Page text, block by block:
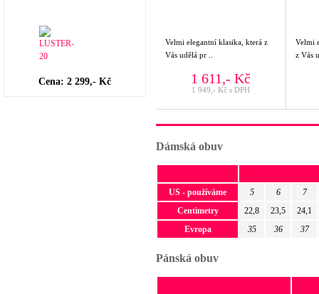
Cena: 2 299,- Kč
Velmi elegantní klasika, která z
Vás udělá pr ..
1 611,- Kč
1 949,- Kč s DPH
Velmi
z Vás
Dámská obuv
US - používáme 5 6
7
Centimetry
22,8 23,5
24,1
Evropa
35 36 37
Pánská obuv